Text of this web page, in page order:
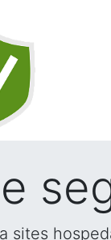
sites